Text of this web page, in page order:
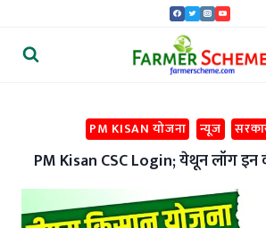
content
PM KISAN योजना न्यूज
PM Kisan CSC Login; येथून लॉग